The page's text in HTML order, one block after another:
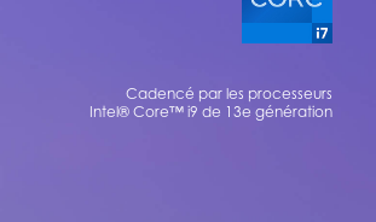
Cadencé par les processeurs
Intel® Core™ i9 de 13e génération